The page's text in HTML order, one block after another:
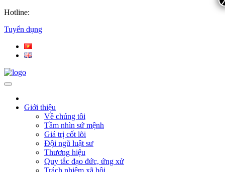
Hotline:
Tuyển dụng
Giới thiệu
Về chúng tôi
Tầm nhìn sứ mệnh
Giá trị cốt lõi
Đội ngũ luật sư
Thương hiệu
Quy tắc đạo đức, ứng xử
Trách nhiệm xã hội